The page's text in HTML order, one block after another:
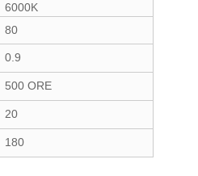
6000K
80
0.9
500 ORE
20
180